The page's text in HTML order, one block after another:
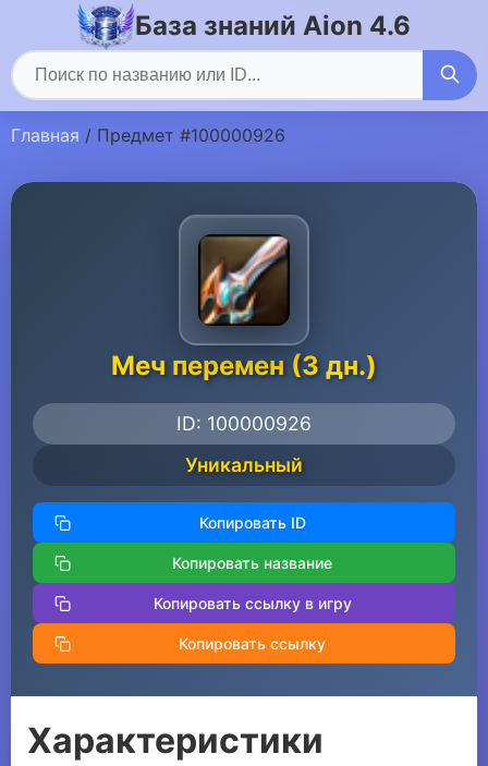
База знаний Aion 4.6
Главная / Предмет #100000926
Меч перемен (3 дн.)
ID: 100000926
Уникальный
Копировать ID
Копировать название
Копировать ссылку в игру
Копировать ссылку
Характеристики